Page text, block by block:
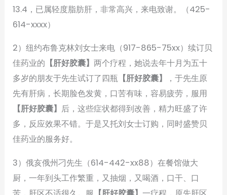
13.4，已属轻度脂肪肝，非常高兴，来电致谢。（425-
614-xxxx）
2）纽约布鲁克林刘女士来电（917-865-75xx）续订贝
佳药业的 【肝好胶囊】两个疗程，她说去年十月为五十
多岁的朋友于先生试订了四瓶 【肝好胶囊】
，于先生原
先有肝病，长期脸色发黄，口苦有味，容易疲劳，服用
【肝好胶囊】 后，这些症状都得到改善，精力旺盛了许
多，反应效果不错。于是又托刘女士订购，同时盛赞贝
佳药业的服务好。
3）俄亥俄州刁先生（614-442-xx88）在餐馆做大
厨，一年到头工作繁重，又抽烟，又喝酒，口干、口